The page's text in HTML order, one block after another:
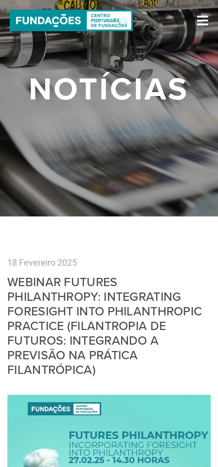
NOTÍCIAS
18 Fevereiro 2025
WEBINAR FUTURES
PHILANTHROPY: INTEGRATING
FORESIGHT INTO PHILANTHROPIC
PRACTICE (FILANTROPIA DE
FUTUROS: INTEGRANDO A
PREVISÃO NA PRÁTICA
FILANTRÓPICA)